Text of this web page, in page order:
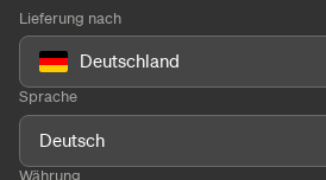
Lieferung nach
Deutschland
Sprache
Deutsch